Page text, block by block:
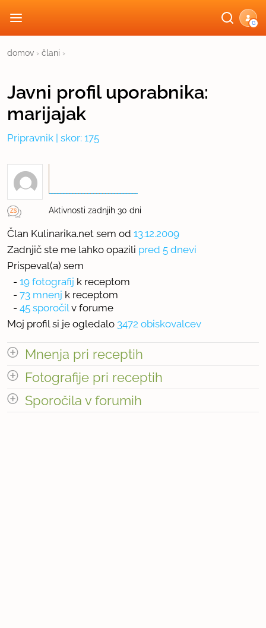
G
domov › člani ›
Javni profiluporabnika:
marijajak
Pripravnik | skor: 175
Aktivnosti zadnjih 30 dni
Član Kulinarika.net sem od 13.12.2009
Zadnjič ste me lahko opazili pred 5 dnevi
Prispeval(a) sem
- 19 fotografij k receptom
- 73 mnenj k receptom
- 45 sporočil v forume
Moj profil si je ogledalo 3472 obiskovalcev
Mnenja pri receptih
odpri vse
« prejšnja 1 8 naslednja Â»
Fotografije pri receptih
Sporočila v forumih